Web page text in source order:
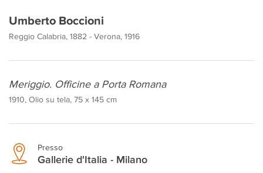
Umberto Boccioni
Reggio Calabria, 1882 - Verona, 1916
Meriggio. Officine a Porta Romana
1910, Olio su tela, 75 x 145 cm
Presso
Gallerie d'Italia - Milano